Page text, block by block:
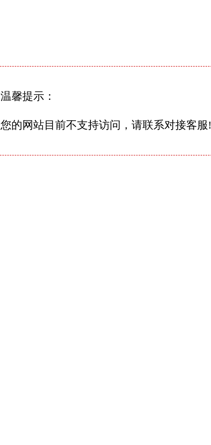
温馨提示：
您的网站目前不支持访问，请联系对接客服!